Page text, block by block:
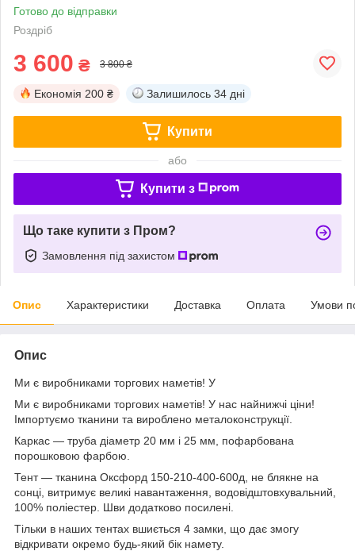
Готово до відправки
Роздріб
3 600 ₴ 3 800 ₴
Економія 200 ₴ Залишилось 34 дні
Купити
або
Купити з
Що таке купити з Пром?
Замовлення під захистом
Опис Характеристики Доставка Оплата Умови
Опис
Ми є виробниками торгових наметів! У
Ми є виробниками торгових наметів! У нас найнижчі ціни!
Імпортуємо тканини та вироблено металоконструкції.
Каркас — труба діаметр 20 мм і 25 мм, пофарбована
порошковою фарбою.
Тент — тканина Оксфорд 150-210-400-600д, не блякне на
сонці, витримує великі навантаження, водовідштовхувальний,
100% поліестер. Шви додатково посилені.
Тільки в наших тентах вшиється 4 замки, що дає змогу
відкривати окремо будь-який бік намету.